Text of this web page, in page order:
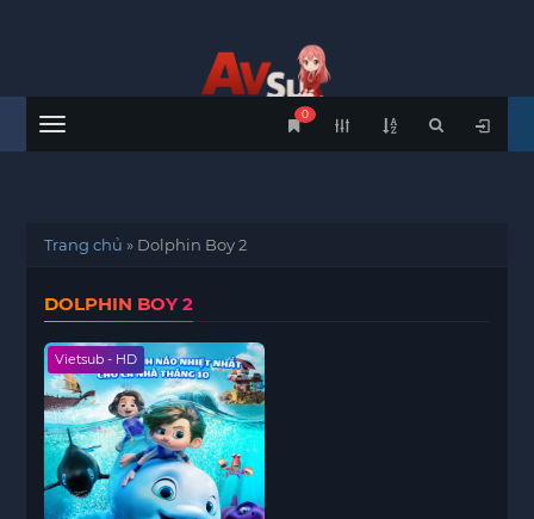
Menu
0
Trang chủ » Dolphin Boy 2
DOLPHIN BOY 2
Vietsub - HD